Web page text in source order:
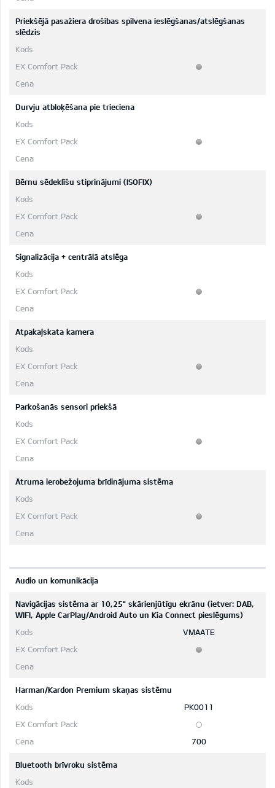
Priekšējā pasažiera drošības spilvena ieslēgšanas/atslēgšanas
slēdzis
Durvju atbloķēšana pie trieciena
Bērnu sēdeklīšu stiprinājumi (ISOFIX)
Signalizācija + centrālā atslēga
Atpakaļskata kamera
Parkošanās sensori priekšā
Ātruma ierobežojuma brīdinājuma sistēma
Audio un komunikācija
Navigācijas sistēma ar 10,25" skārienjūtīgu ekrānu (ietver: DAB,
WIFI, Apple CarPlay/Android Auto un Kia Connect pieslēgums)
VMAATE
Harman/Kardon Premium skaņas sistēmu
PK0011
700
Bluetooth brīvroku sistēma